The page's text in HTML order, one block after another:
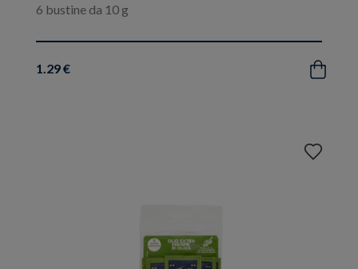
6 bustine da 10 g
1.29 € Acquista
Aggiungi